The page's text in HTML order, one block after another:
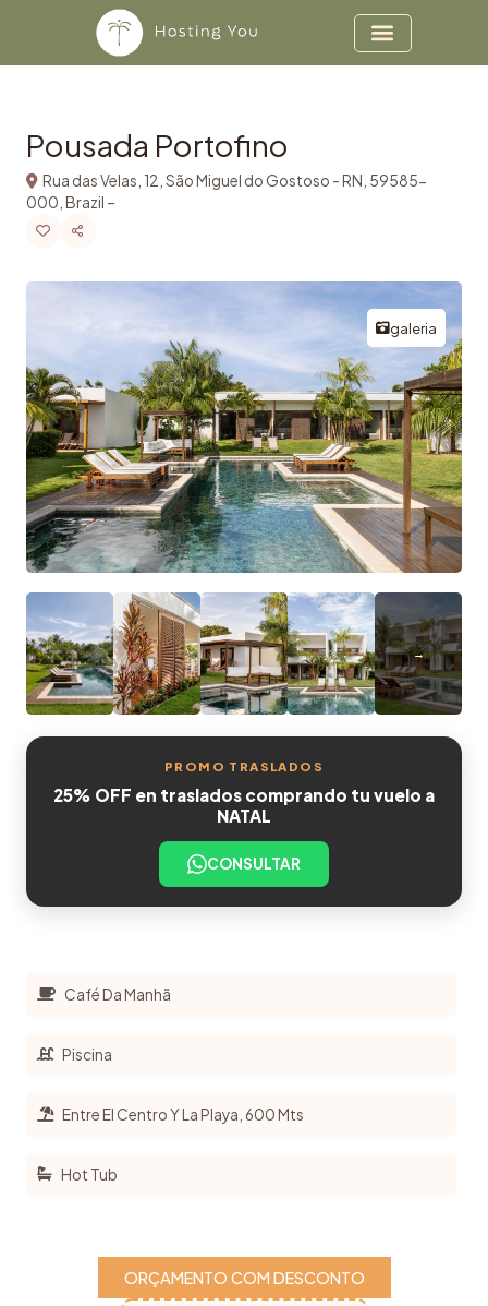
Ir para o conteúdo
Pousada Portofino
Rua das Velas, 12, São Miguel do Gostoso - RN, 59585-
000, Brazil –
galeria
PROMO TRASLADOS
25% OFF en traslados comprando tu vuelo a
NATAL
CONSULTAR
Café Da Manhã
Piscina
Entre El Centro Y La Playa, 600 Mts
Hot Tub
ORÇAMENTO COM DESCONTO